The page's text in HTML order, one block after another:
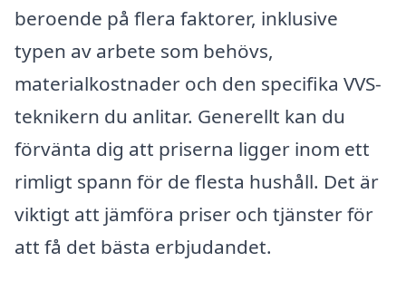
beroende på flera faktorer, inklusive
typen av arbete som behövs,
materialkostnader och den specifika VVS-
teknikern du anlitar. Generellt kan du
förvänta dig att priserna ligger inom ett
rimligt spann för de flesta hushåll. Det är
viktigt att jämföra priser och tjänster för
att få det bästa erbjudandet.